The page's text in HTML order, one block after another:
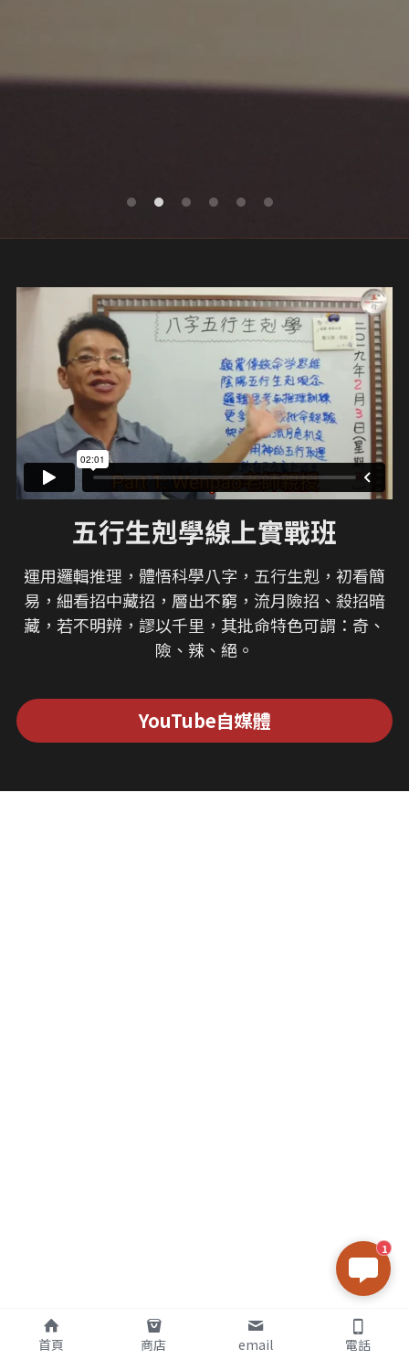
五行生剋學線上實戰班
運用邏輯推理，體悟科學八字，五行生剋，初看簡
易，細看招中藏招，層出不窮，流月險招、殺招暗
藏，若不明辨，謬以千里，其批命特色可謂：奇、
險、辣、絕。
YouTube自媒體
首頁 商店 email 電話
1